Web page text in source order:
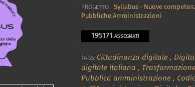
PROGETTO
Syllabus - Nuove
Pubbliche Amministrazioni
195171 ASSEGNATI
TAGS: Cittadinanza digitale ,
digitale italiana ,
Pubblica amministrazione ,